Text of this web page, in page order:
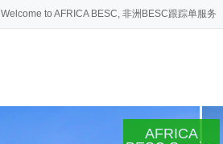
AFRICA
Welcome to AFRICA BESC, 非洲BESC跟踪单服务